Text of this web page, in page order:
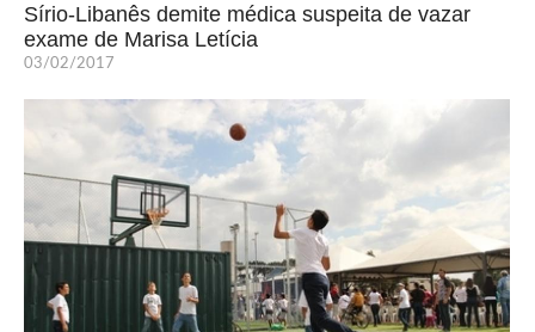
Sírio-Libanês demite médica suspeita de vazar
exame de Marisa Letícia
03/02/2017